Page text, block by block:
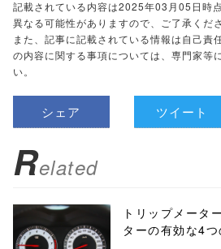
記載されている内容は2025年03月05日時
異なる可能性がありますので、ご了承くださ
また、記事に記載されている情報は自己責
の内容に関する事項については、専門家等
い。
シェア ツイート
Related
トリップメータ
ターの有効な4